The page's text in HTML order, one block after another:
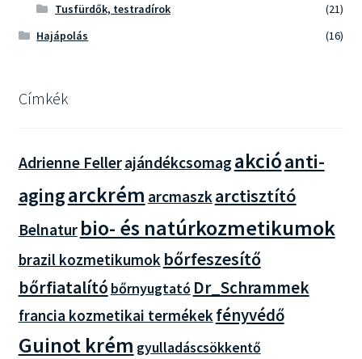
Tusfürdők, testradírok
(21)
Hajápolás
(16)
Címkék
Adrienne Fellerajándékcsomag akcióanti-
agingarckrém arcmaszkarctisztító
Belnatur bio- és natúrkozmetikumok
brazil kozmetikumok bőrfeszesítő
bőrfiatalító bőrnyugtató Dr_Schrammek
francia kozmetikai termékekfényvédő
Guinot krém gyulladáscsökkentő